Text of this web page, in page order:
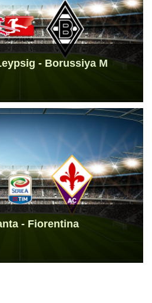
- Borussiya M
- Fiorentina